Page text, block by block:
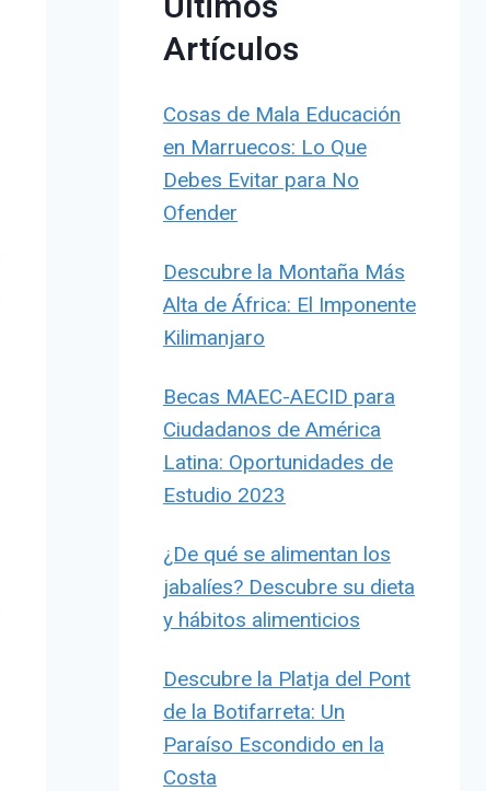
Artículos
Cosas de Mala Educación
en Marruecos: Lo Que
Debes Evitar para No
Ofender
Descubre la Montaña Más
Alta de África: El Imponente
Kilimanjaro
Becas MAEC-AECID para
Ciudadanos de América
Latina: Oportunidades de
Estudio 2023
¿De qué se alimentan los
jabalíes? Descubre su dieta
y hábitos alimenticios
Descubre la Platja del Pont
de la Botifarreta: Un
Paraíso Escondido en la
Costa